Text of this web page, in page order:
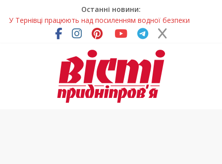
Останні новини:
У Тернівці працюють над посиленням водної безпеки
На Дніпропетровщині різко зросла кількість пожеж в
У Самарі провели незвичайний майстер-клас
Світлові рішення майстрів із Дніпра визнали найкращими в
Засинання після півночі може негативно впливати на